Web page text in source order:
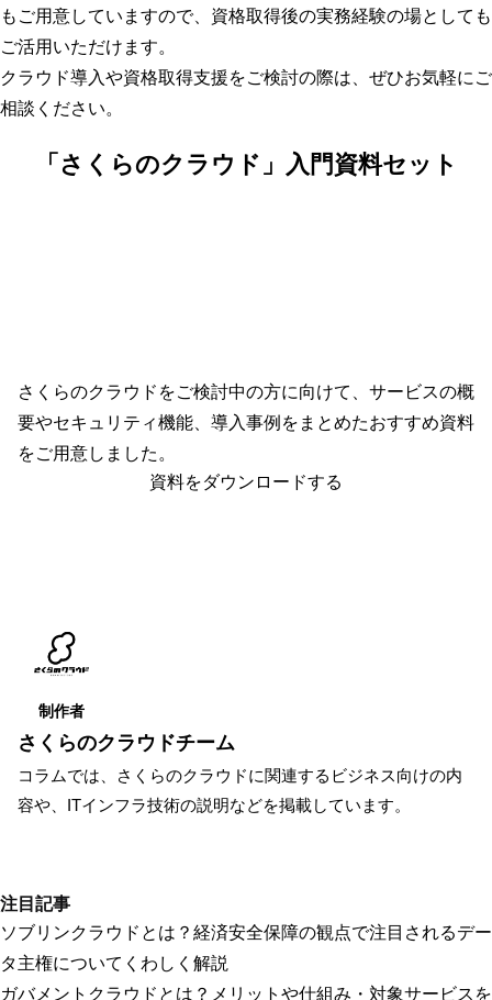
もご用意していますので、資格取得後の実務経験の場としても
ご活用いただけます。
クラウド導入や資格取得支援をご検討の際は、ぜひお気軽にご
相談ください。
「さくらのクラウド」入門資料セット
さくらのクラウドをご検討中の方に向けて、サービスの概
要やセキュリティ機能、導入事例をまとめたおすすめ資料
をご用意しました。
資料をダウンロードする
制作者
さくらのクラウドチーム
コラムでは、さくらのクラウドに関連するビジネス向けの内
容や、ITインフラ技術の説明などを掲載しています。
注目記事
ソブリンクラウドとは？経済安全保障の観点で注目されるデー
タ主権についてくわしく解説
ガバメントクラウドとは？メリットや仕組み・対象サービスを